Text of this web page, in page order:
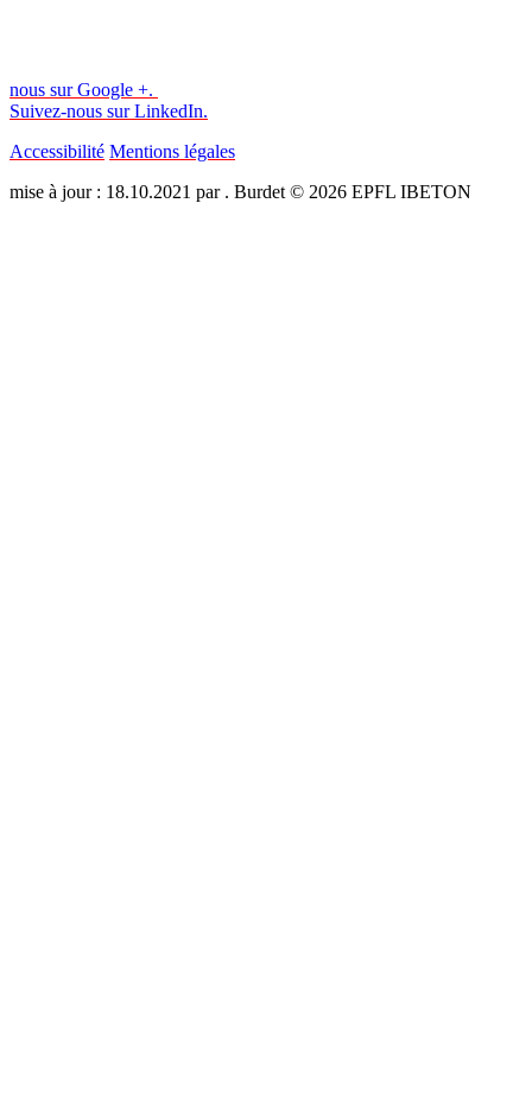
nous sur Google +.
Suivez-nous sur LinkedIn.
Accessibilité Mentions légales
mise à jour : 18.10.2021 par . Burdet © 2026 EPFL IBETON